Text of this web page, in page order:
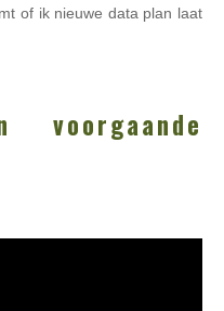
of ik nieuwe data plan laat
voorgaande